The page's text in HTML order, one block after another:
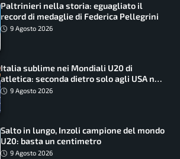
Paltrinieri nella storia: eguagliato il
record di medaglie di Federica Pellegrini
9 Agosto 2026
Italia sublime nei Mondiali U20 di
atletica: seconda dietro solo agli USA nel
medagliere
9 Agosto 2026
Salto in lungo, Inzoli campione del mondo
U20: basta un centimetro
9 Agosto 2026